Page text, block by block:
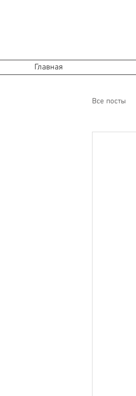
Главная
Все посты